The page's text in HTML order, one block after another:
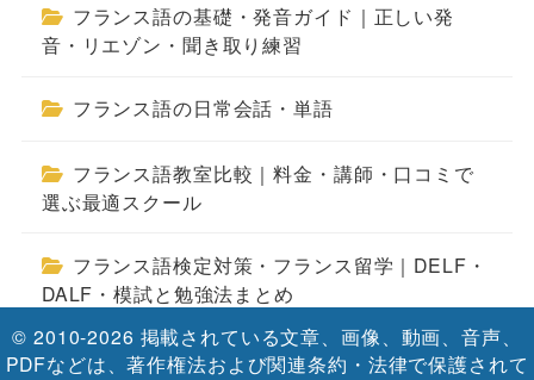
フランス語の基礎・発音ガイド｜正しい発
音・リエゾン・聞き取り練習
フランス語の日常会話・単語
フランス語教室比較｜料金・講師・口コミで
選ぶ最適スクール
フランス語検定対策・フランス留学｜DELF・
DALF・模試と勉強法まとめ
© 2010-2026 掲載されている文章、画像、動画、音声、
PDFなどは、著作権法および関連条約・法律で保護されて